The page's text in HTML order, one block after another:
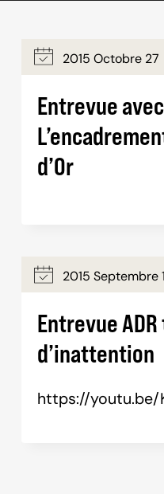
2015 Octobre 27
Entrevue
d’Or
2015 Septembre
Entrevue
d’inattention
https://youtu.be/